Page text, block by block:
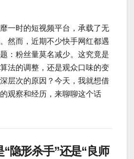
一时的短视频平台，承载了无
然而，近期不少快手网红都遇
：粉丝量莫名减少。这究竟是
法的调整，还是观众口味的变
层次的原因？今天，我就想借
观察和经历，来聊聊这个话
隐形杀手”还是“良师